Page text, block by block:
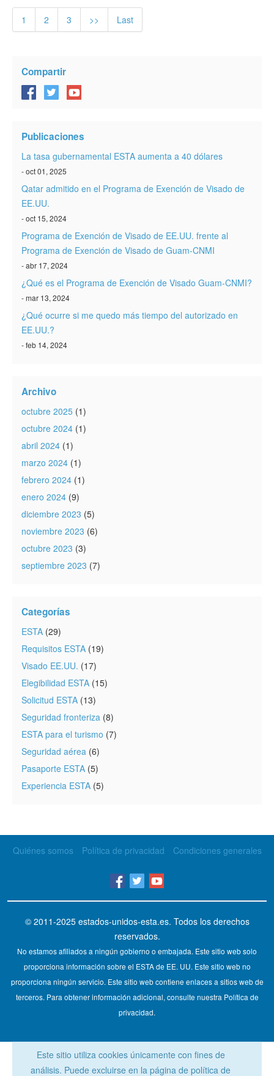
1 2 3 >> Last
Compartir
Publicaciones
La tasa gubernamental ESTA aumenta a 40 dólares
- oct 01, 2025
Qatar admitido en el Programa de Exención de Visado de
EE.UU.
- oct 15, 2024
Programa de Exención de Visado de EE.UU. frente al
Programa de Exención de Visado de Guam-CNMI
- abr 17, 2024
¿Qué es el Programa de Exención de Visado Guam-CNMI?
- mar 13, 2024
¿Qué ocurre si me quedo más tiempo del autorizado en
EE.UU.?
- feb 14, 2024
Archivo
octubre 2025 (1)
octubre 2024 (1)
abril 2024 (1)
marzo 2024 (1)
febrero 2024 (1)
enero 2024 (9)
diciembre 2023 (5)
noviembre 2023 (6)
octubre 2023 (3)
septiembre 2023 (7)
Categorías
ESTA (29)
Requisitos ESTA (19)
Visado EE.UU. (17)
Elegibilidad ESTA (15)
Solicitud ESTA (13)
Seguridad fronteriza (8)
ESTA para el turismo (7)
Seguridad aérea (6)
Pasaporte ESTA (5)
Experiencia ESTA (5)
Quiénes somos Política de privacidad Condiciones generales
© 2011-2025 estados-unidos-esta.es. Todos los derechos
reservados.
No estamos afiliados a ningún gobierno o embajada. Este sitio web solo
proporciona información sobre el ESTA de EE. UU. Este sitio web no
proporciona ningún servicio. Este sitio web contiene enlaces a sitios web de
terceros. Para obtener información adicional, consulte nuestra Política de
privacidad.
Este sitio utiliza cookies únicamente con fines de
análisis. Puede excluirse en la página de política de